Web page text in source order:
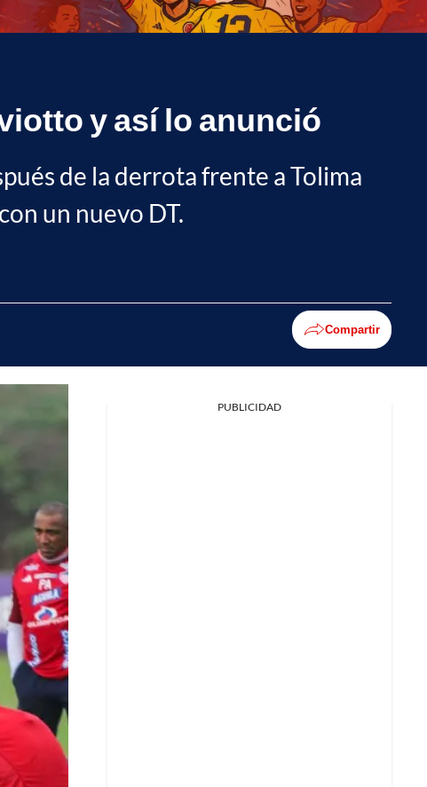
y así lo anunció
de la derrota frente a Tolima
un nuevo DT.
Compartir
PUBLICIDAD